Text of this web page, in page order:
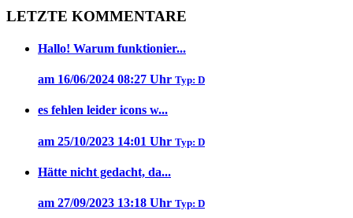
LETZTE KOMMENTARE
Hallo! Warum funktionier...
am 16/06/2024 08:27 Uhr Typ: D
es fehlen leider icons w...
am 25/10/2023 14:01 Uhr Typ: D
Hätte nicht gedacht, da...
am 27/09/2023 13:18 Uhr Typ: D